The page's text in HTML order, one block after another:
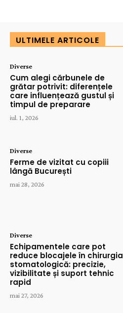
ULTIMELE ARTICOLE
Diverse
Cum alegi cărbunele de
grătar potrivit: diferențele
care influențează gustul și
timpul de preparare
iul. 1, 2026
Diverse
Ferme de vizitat cu copiii
lângă București
mai 28, 2026
Diverse
Echipamentele care pot
reduce blocajele în chirurgia
stomatologică: precizie,
vizibilitate și suport tehnic
rapid
mai 27, 2026